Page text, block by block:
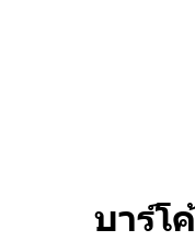
บาร์โ